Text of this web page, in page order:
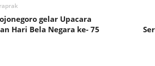
gelar Upacara
Hari Bela Negara ke- 75